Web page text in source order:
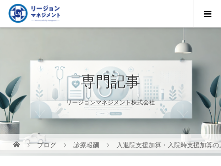
専門記事
リージョンマネジメント株式会社
ブログ 診療報酬 入退院支援加算・入院時支援加算